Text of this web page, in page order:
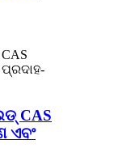
CAS
ଏବଂ